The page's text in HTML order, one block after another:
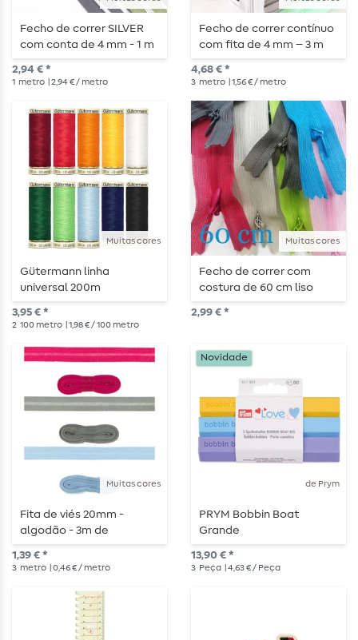
Fecho de correr SILVER
com conta de 4 mm - 1 m
de comprimento -
metalizado
2,94 € *
1 metro | 2,94 € / metro
Fecho de correr contínuo
com fita de 4 mm – 3 m
de comprimento
4,68 € *
3 metro | 1,56 € / metro
Muitas cores
Gütermann linha
universal 200m
3,95 € *
2 100 metro | 1,98 € / 100 metro
Muitas cores
Fecho de correr com
costura de 60 cm liso
2,99 € *
Muitas cores
Fita de viés 20mm -
algodão - 3m de
comprimento
1,39 € *
3 metro | 0,46 € / metro
de Prym
Novidade
PRYM Bobbin Boat
Grande
13,90 € *
3 Peça | 4,63 € / Peça